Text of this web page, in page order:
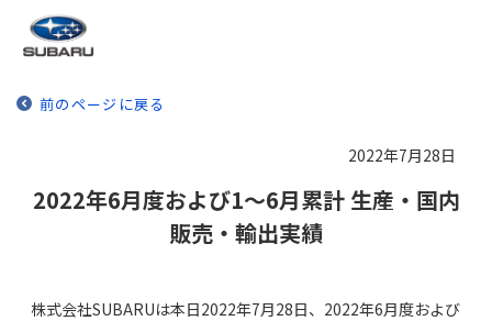
前のページに戻る
2022年7月28日
2022年6月度および1～6月累計 生産・国内
販売・輸出実績
株式会社SUBARUは本日2022年7月28日、2022年6月度および